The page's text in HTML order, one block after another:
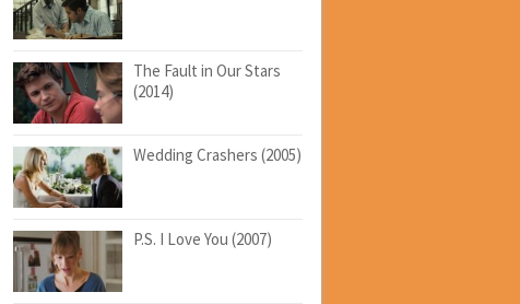
The Fault in Our Stars
(2014)
Wedding Crashers (2005)
P.S. I Love You (2007)